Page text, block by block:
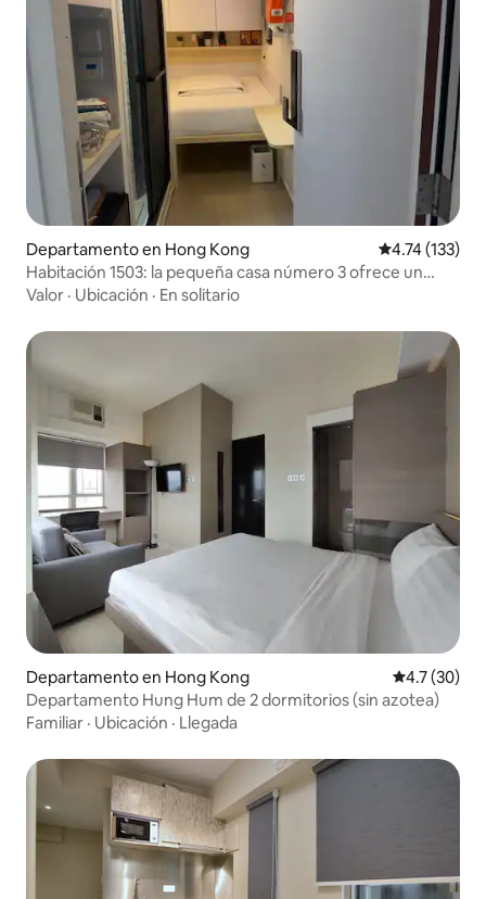
Departamento en Hong Kong Calificación
4.74 (133)
Habitación 1503: la pequeña casa número 3 ofrece un
servicio de mayordomo para una experiencia diferente.
baño en la habitación.
Valor · Ubicación · En solitario
Departamento en Hong Kong Calificación
4.7 (30)
Departamento Hung Hum de 2 dormitorios (sin azotea)
Familiar · Ubicación · Llegada